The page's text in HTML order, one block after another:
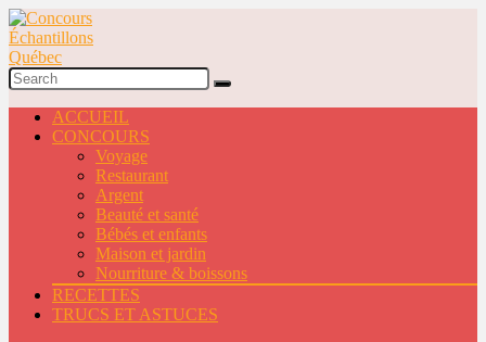
ACCUEIL
CONCOURS
Voyage
Restaurant
Argent
Beauté et santé
Bébés et enfants
Maison et jardin
Nourriture & boissons
RECETTES
TRUCS ET ASTUCES